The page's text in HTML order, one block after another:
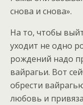
снова и снова».
На то, чтобы
уходит не одно
рождений надо
вайрагьи. Вот
обрести
любовь и